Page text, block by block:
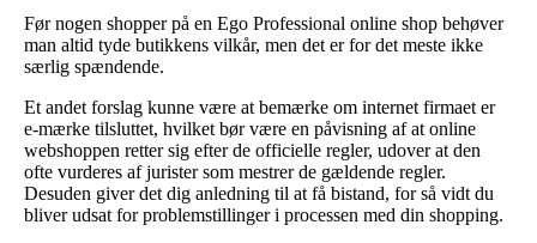
Før nogen shopper på en Ego Professional online shop behøver
man altid tyde butikkens vilkår, men det er for det meste ikke
særlig spændende.
Et andet forslag kunne være at bemærke om internet firmaet er
e-mærke tilsluttet, hvilket bør være en påvisning af at online
webshoppen retter sig efter de officielle regler, udover at den
ofte vurderes af jurister som mestrer de gældende regler.
Desuden giver det dig anledning til at få bistand, for så vidt du
bliver udsat for problemstillinger i processen med din shopping.